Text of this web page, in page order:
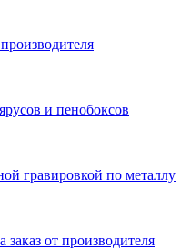
и пенобоксов
гравировкой по металлу
от производителя